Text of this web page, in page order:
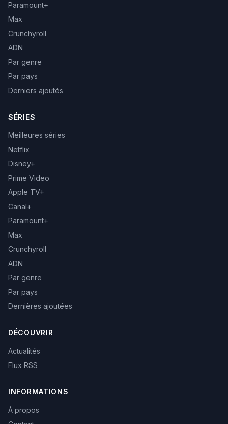
Paramount+
Max
Crunchyroll
ADN
Par genre
Par pays
Derniers ajoutés
SÉRIES
Meilleures séries
Netflix
Disney+
Prime Video
Apple TV+
Canal+
Paramount+
Max
Crunchyroll
ADN
Par genre
Par pays
Dernières ajoutées
DÉCOUVRIR
Actualités
Flux RSS
INFORMATIONS
À propos